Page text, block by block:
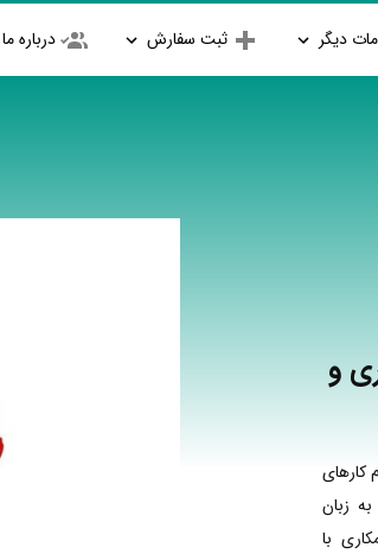
دیگر ثبت سفارش درباره ما
و
کارهای
زبان
با